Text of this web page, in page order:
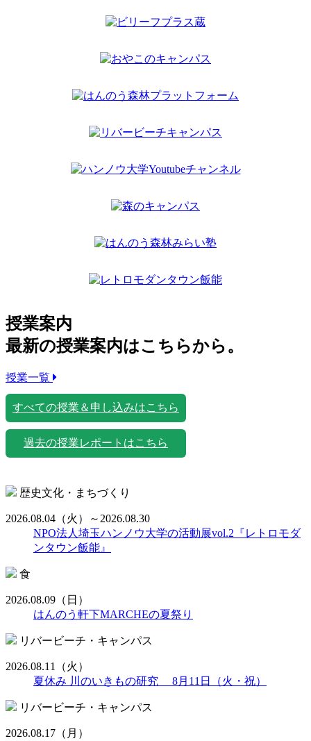
授業案内
最新の授業案内はこちらから。
授業一覧
すべての授業＆申し込みはこちら
過去の授業レポートはこちら
歴史文化・まちづくり
2026.08.04 （火）
～2026.08.30
NPO法人埼玉ハンノウ大学の活動展vol.2『レトロモダ
ンタウン飯能』
食
2026.08.09 （日）
はんのう軒下MARCHEの夏祭り
リバービーチ・キャンパス
2026.08.11
（火）
夏休み 川のいきもの研究 8月11日（火・祝）
リバービーチ・キャンパス
2026.08.17 （月）